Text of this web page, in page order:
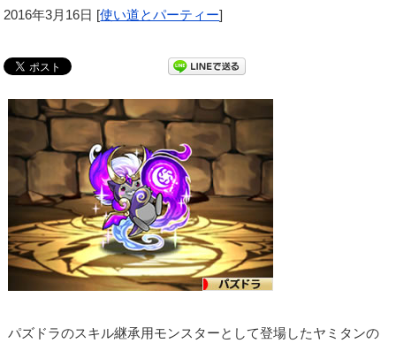
2016年3月16日 [使い道とパーティー]
パズドラのスキル継承用モンスターとして登場したヤミタンの